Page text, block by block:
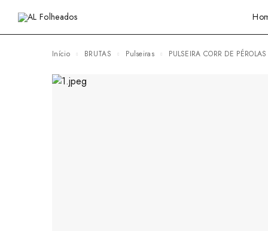
Início BRUTAS Pulseiras PULSEIRA CORR DE